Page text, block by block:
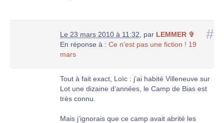
#
Le 23 mars 2010 à 11:32 par LEMMER ✞
En réponse à : Ce n’est pas une fiction ! 19
mars
Tout à fait exact, Loïc : j’ai habité Villeneuve sur
Lot une dizaine d’années, le Camp de Bias est
très connu.
Mais j’ignorais que ce camp avait abrité les